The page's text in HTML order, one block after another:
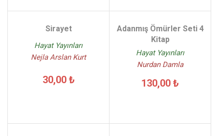
Sirayet
Hayat Yayınları
Nejla Arslan Kurt
30,00 ₺
Adanmış Ömürler Seti 4
Kitap
Hayat Yayınları
Nurdan Damla
130,00 ₺